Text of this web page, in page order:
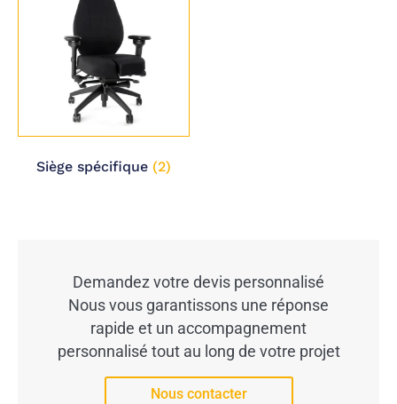
Siège spécifique (2)
Demandez votre devis personnalisé
Nous vous garantissons une réponse
rapide et un accompagnement
personnalisé tout au long de votre projet
Nous contacter